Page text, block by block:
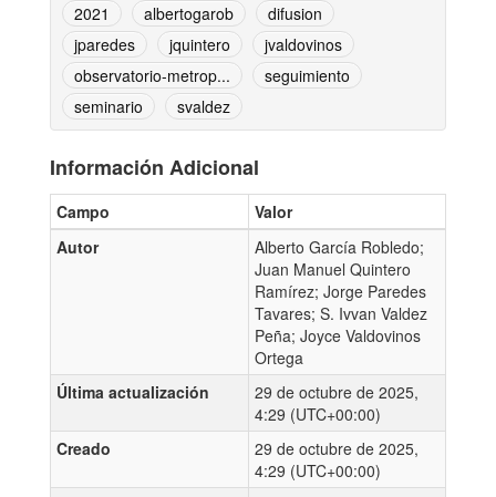
2021 albertogarob
difusion
jparedes
jquintero
jvaldovinos
observatorio-metrop...
seguimiento
seminario
svaldez
Información Adicional
Campo
Valor
Autor
Alberto García Robledo;
Juan Manuel Quintero
Ramírez; Jorge Paredes
Tavares; S. Ivvan Valdez
Peña; Joyce Valdovinos
Ortega
Última actualización
29 de octubre de 2025,
4:29 (UTC+00:00)
Creado
29 de octubre de 2025,
4:29 (UTC+00:00)